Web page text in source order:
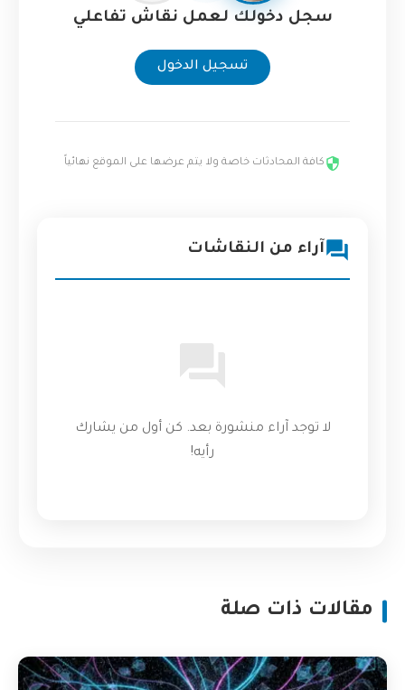
سجل دخولك لعمل نقاش تفاعلي
تسجيل الدخول
كافة المحادثات خاصة ولا يتم عرضها على الموقع نهائياً
آراء من النقاشات
لا توجد آراء منشورة بعد. كن أول من يشارك
رأيه!
مقالات ذات صلة